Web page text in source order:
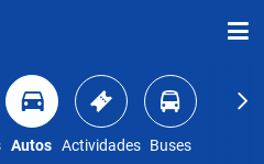
Autos Actividades Buses